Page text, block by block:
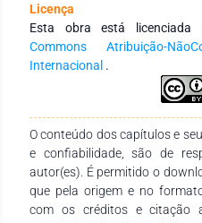
Licença
Esta obra está
Commons Atribuição-
Internacional .
O conteúdo dos capítulos e
e confiabilidade, são de
autor(es). É permitido o
que pela origem e no
com os créditos e citação